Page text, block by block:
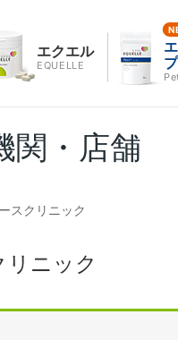
エクエル
EQUELLE
関・店舗
スクリニック
ニック